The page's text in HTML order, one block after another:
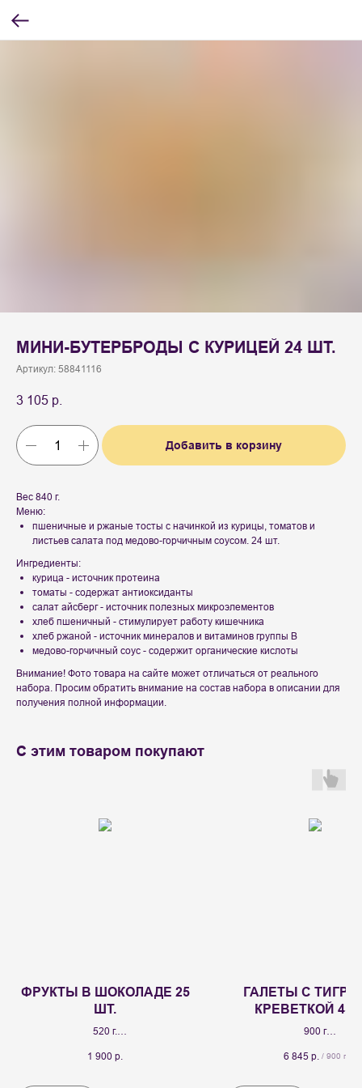
МИНИ-БУТЕРБРОДЫ С КУРИЦЕЙ 24 ШТ.
Артикул: 58841116
3 105 р.
Добавить в корзину
Вес 840 г.
Меню:
пшеничные и ржаные тосты с начинкой из курицы, томатов и
листьев салата под медово-горчичным соусом. 24 шт.
Ингредиенты:
курица - источник протеина
томаты - содержат антиоксиданты
салат айсберг - источник полезных микроэлементов
хлеб пшеничный - стимулирует работу кишечника
хлеб ржаной - источник минералов и витаминов группы B
медово-горчичный соус - содержит органические кислоты
Внимание! Фото товара на сайте может отличаться от реального
набора. Просим обратить внимание на состав набора в описании для
получения полной информации.
С этим товаром покупают
ФРУКТЫ В ШОКОЛАДЕ 25
ШТ.
520 г.
шоколада
1 900 р.
ГАЛЕТЫ С
КРЕВЕТКОЙ 45
900 г
сыром, тигровой креветкой
6 845 р. / 900 г